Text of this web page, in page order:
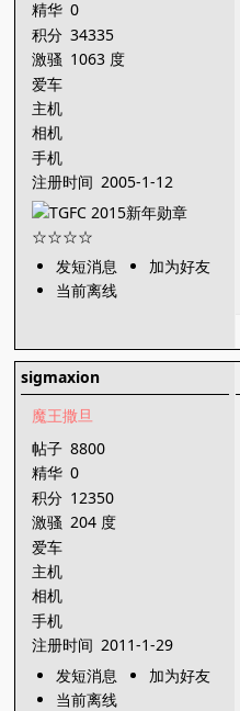
精华 0
积分 34335
激骚 1063 度
爱车
主机
相机
手机
注册时间 2005-1-12
发短消息
加为好友
当前离线
sigmaxion
魔王撒旦
帖子 8800
精华 0
积分 12350
激骚 204 度
爱车
主机
相机
手机
注册时间 2011-1-29
发短消息
加为好友
当前离线